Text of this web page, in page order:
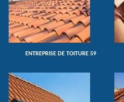
ENTREPRISE DE TOITURE 59